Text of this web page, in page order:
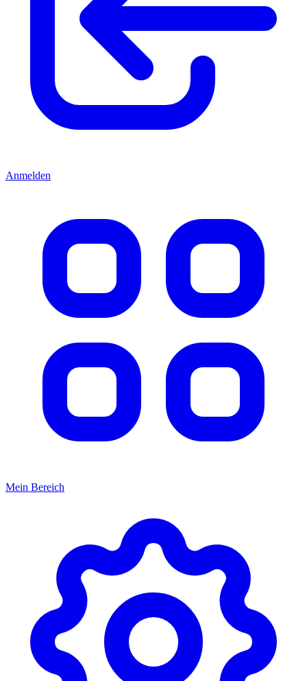
Anmelden
Mein Bereich